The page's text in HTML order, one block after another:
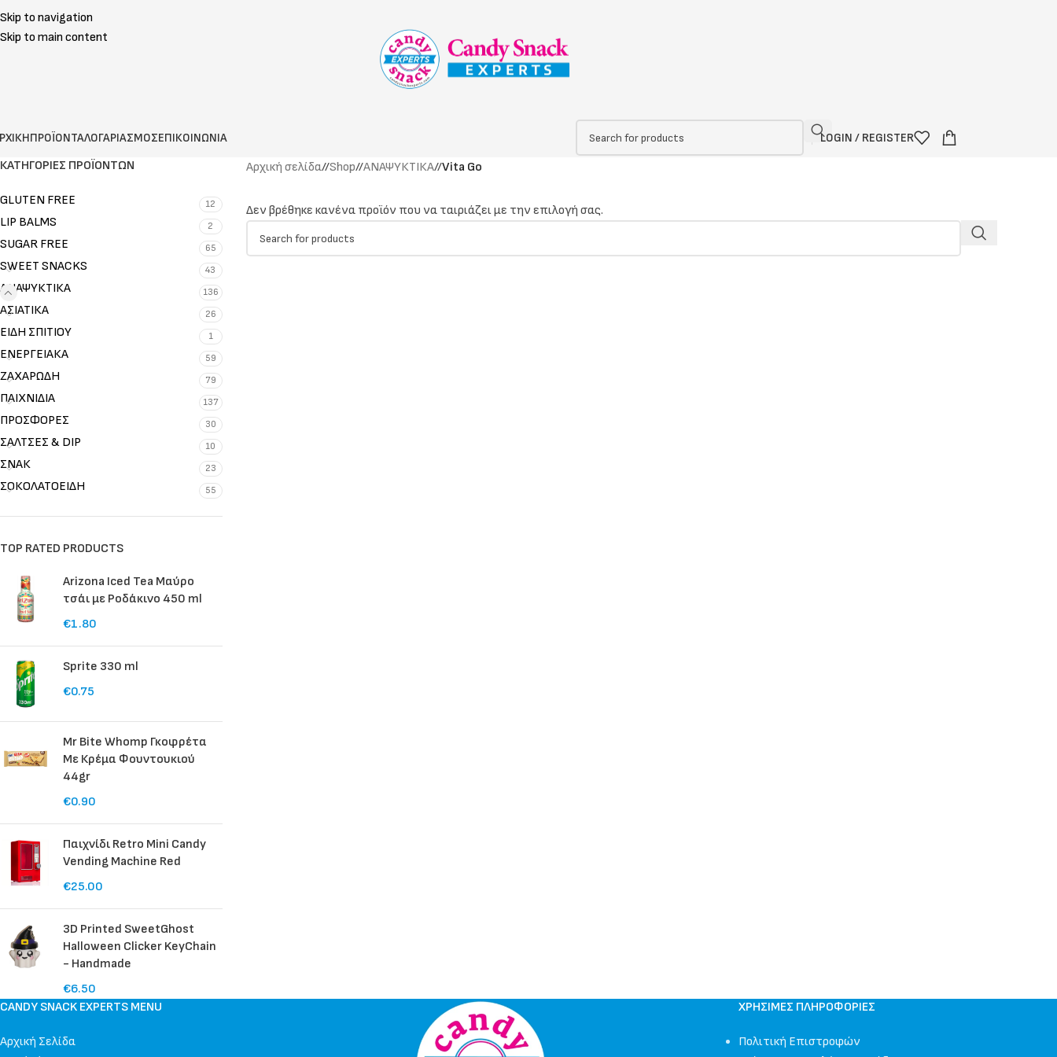
Skip to navigation
Skip to main content
ΠΡΟΪΟΝΤΑΛΟΓΑΡΙΑΣΜΟΣΕΠΙΚΟΙΝΩΝΙΑ
LOGIN / REGISTER
ΚΑΤΗΓΟΡΊΕΣ ΠΡΟΪΌΝΤΩΝ
GLUTEN FREE 12
LIP BALMS 2
SUGAR FREE 65
SWEET SNACKS 43
ΑΝΑΨΥΚΤΙΚΑ 136
ΑΣΙΑΤΙΚΑ 26
ΕΙΔΗ ΣΠΙΤΙΟΥ 1
ΕΝΕΡΓΕΙΑΚΑ 59
ΖΑΧΑΡΩΔΗ 79
ΠΑΙΧΝΙΔΙΑ 137
ΠΡΟΣΦΟΡΕΣ 30
ΣΑΛΤΣΕΣ & DIP 10
ΣΝΑΚ 23
ΣΟΚΟΛΑΤΟΕΙΔΗ 55
TOP RATED PRODUCTS
Arizona Iced Tea Μαύρο
τσάι με Ροδάκινο 450 ml
€1.80
Sprite 330 ml
€0.75
Mr Bite Whomp Γκοφρέτα
Με Κρέμα Φουντουκιού
44gr
€0.90
Παιχνίδι Retro Mini Candy
Vending Machine Red
€25.00
3D Printed SweetGhost
Halloween Clicker KeyChain
- Handmade
€6.50
Αρχική σελίδα/ Shop/ ΑΝΑΨΥΚΤΙΚΑ/ Vita Go
Δεν βρέθηκε κανένα προϊόν που να ταιριάζει με την επιλογή σας.
CANDY SNACK EXPERTS MENU
Αρχική Σελίδα
ΧΡΉΣΙΜΕΣ ΠΛΗΡΟΦΟΡΊΕΣ
Πολιτική Επιστροφών